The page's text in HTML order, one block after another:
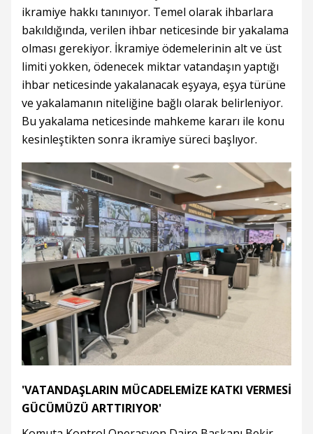
ikramiye hakkı tanınıyor. Temel olarak ihbarlara
bakıldığında, verilen ihbar neticesinde bir yakalama
olması gerekiyor. İkramiye ödemelerinin alt ve üst
limiti yokken, ödenecek miktar vatandaşın yaptığı
ihbar neticesinde yakalanacak eşyaya, eşya türüne
ve yakalamanın niteliğine bağlı olarak belirleniyor.
Bu yakalama neticesinde mahkeme kararı ile konu
kesinleştikten sonra ikramiye süreci başlıyor.
'VATANDAŞLARIN MÜCADELEMİZE KATKI VERMESİ
GÜCÜMÜZÜ ARTTIRIYOR'